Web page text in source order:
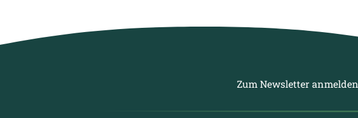
Zum Newsletter anmelden